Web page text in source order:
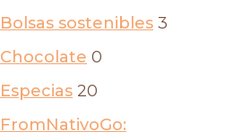
Bolsas sostenibles 3
Chocolate 0
Especias 20
FromNativoGo: